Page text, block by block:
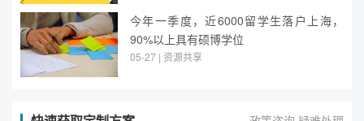
今年一季度，近6000留学生落户上海，
90%以上具有硕博学位
05-27 | 资源共享